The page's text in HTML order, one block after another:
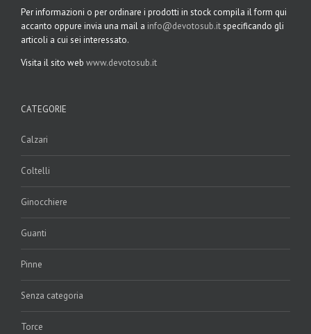
Per informazioni o per ordinare i prodotti in stock compila il form qui
accanto oppure invia una mail a info@devotosub.itspecificando gli
articoli a cui sei interessato.
Visita il sito web www.devotosub.it
CATEGORIE
Calzari
Coltelli
Ginocchiere
Guanti
Pinne
Senza categoria
Torce